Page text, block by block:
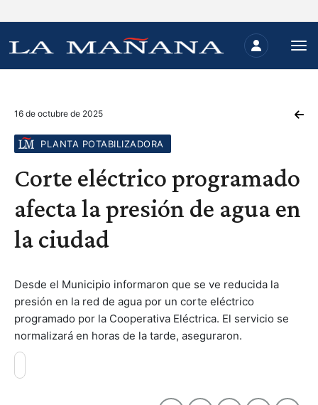
16 de octubre de 2025
PLANTA POTABILIZADORA
Corte eléctrico programado
afecta la presión de agua en
la ciudad
Desde el Municipio informaron que se ve reducida la
presión en la red de agua por un corte eléctrico
programado por la Cooperativa Eléctrica. El servicio se
normalizará en horas de la tarde, aseguraron.